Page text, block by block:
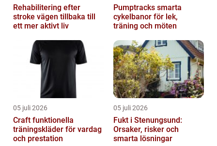
Rehabilitering efter
stroke vägen tillbaka till
ett mer aktivt liv
Pumptracks smarta
cykelbanor för lek,
träning och möten
05 juli 2026
Craft funktionella
träningskläder för vardag
och prestation
05 juli 2026
Fukt i Stenungsund:
Orsaker, risker och
smarta lösningar